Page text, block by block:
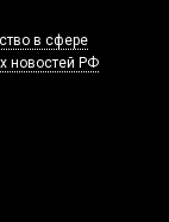
в сфере
новостей РФ